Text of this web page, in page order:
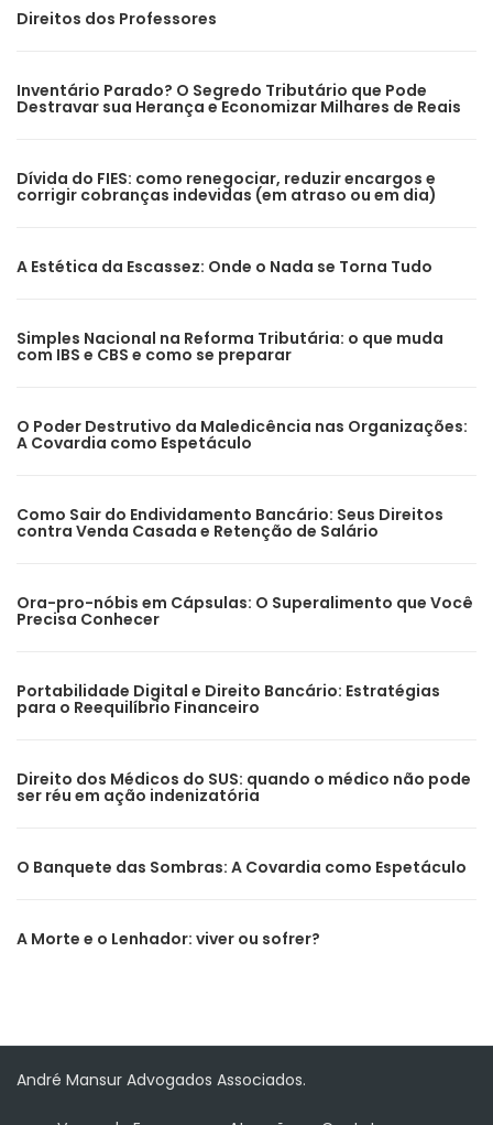
Direitos dos Professores
Inventário Parado? O Segredo Tributário que Pode
Destravar sua Herança e Economizar Milhares de Reais
Dívida do FIES: como renegociar, reduzir encargos e
corrigir cobranças indevidas (em atraso ou em dia)
A Estética da Escassez: Onde o Nada se Torna Tudo
Simples Nacional na Reforma Tributária: o que muda
com IBS e CBS e como se preparar
O Poder Destrutivo da Maledicência nas Organizações:
A Covardia como Espetáculo
Como Sair do Endividamento Bancário: Seus Direitos
contra Venda Casada e Retenção de Salário
Ora-pro-nóbis em Cápsulas: O Superalimento que Você
Precisa Conhecer
Portabilidade Digital e Direito Bancário: Estratégias
para o Reequilíbrio Financeiro
Direito dos Médicos do SUS: quando o médico não pode
ser réu em ação indenizatória
O Banquete das Sombras: A Covardia como Espetáculo
A Morte e o Lenhador: viver ou sofrer?
André Mansur Advogados Associados.